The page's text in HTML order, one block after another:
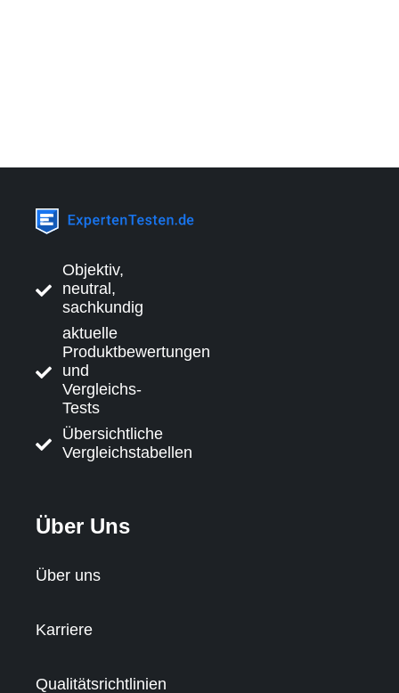
Objektiv,
neutral,
sachkundig
aktuelle
Produktbewertungen
und
Vergleichs-
Tests
Übersichtliche
Vergleichstabellen
Über Uns
Über uns
Karriere
Qualitätsrichtlinien